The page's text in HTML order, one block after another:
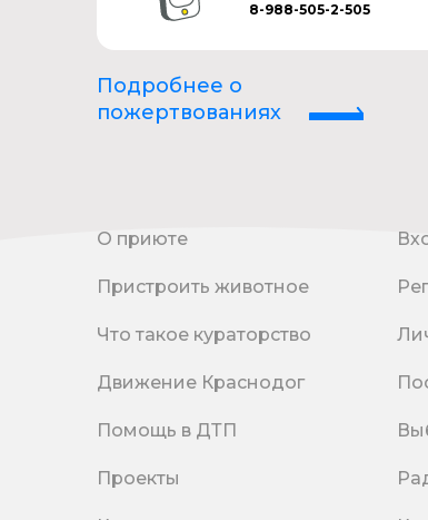
8-988-505-2-505
Подробнее о
пожертвованиях
О приюте
Пристроить животное
Что такое кураторство
Движение Краснодог
Помощь в ДТП
Проекты